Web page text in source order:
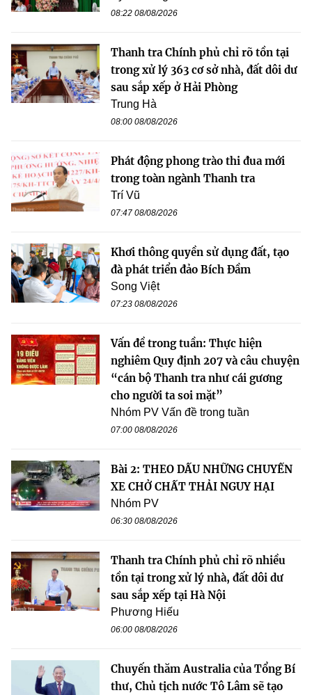
08:22 08/08/2026
Thanh tra Chính phủ chỉ rõ tồn tại
trong xử lý 363 cơ sở nhà, đất dôi dư
sau sắp xếp ở Hải Phòng
Trung Hà
08:00 08/08/2026
Phát động phong trào thi đua mới
trong toàn ngành Thanh tra
Trí Vũ
07:47 08/08/2026
Khơi thông quyền sử dụng đất, tạo
đà phát triển đảo Bích Đầm
Song Việt
07:23 08/08/2026
Vấn đề trong tuần: Thực hiện
nghiêm Quy định 207 và câu chuyện
“cán bộ Thanh tra như cái gương
cho người ta soi mặt”
Nhóm PV Vấn đề trong tuần
07:00 08/08/2026
Bài 2: THEO DẤU NHỮNG CHUYẾN
XE CHỞ CHẤT THẢI NGUY HẠI
Nhóm PV
06:30 08/08/2026
Thanh tra Chính phủ chỉ rõ nhiều
tồn tại trong xử lý nhà, đất dôi dư
sau sắp xếp tại Hà Nội
Phương Hiếu
06:00 08/08/2026
Chuyến thăm Australia của Tổng Bí
thư, Chủ tịch nước Tô Lâm sẽ tạo